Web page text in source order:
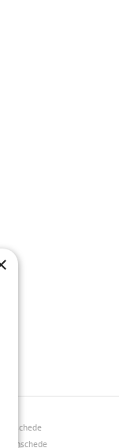
Enschede
Enschede